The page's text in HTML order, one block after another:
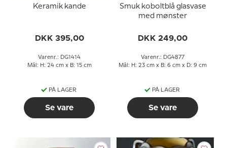
Keramik kande
DKK 395,00
Varenr.: DG1414
Mål: H: 24 cm x B: 15 cm
PÅ LAGER
Se vare
Smuk koboltblå glasvase
med mønster
DKK 249,00
Varenr.: DG4877
Mål: H: 23 cm x B: 6 cm x D: 9 cm
PÅ LAGER
Se vare